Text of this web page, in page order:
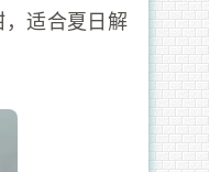
适合夏日解